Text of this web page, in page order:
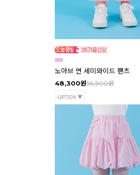
노아브 면 세미와이드 팬츠
48,300원56,800원